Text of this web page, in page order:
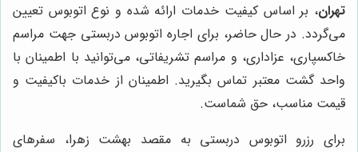
تهران، بر اساس کیفیت خدمات ارائه شده و نوع اتوبوس تعیین
می‌گردد. در حال حاضر، برای اجاره اتوبوس دربستی جهت مراسم
خاکسپاری، عزاداری، و مراسم تشریفاتی، می‌توانید با اطمینان با
واحد گشت معتبر تماس بگیرید. اطمینان از خدمات باکیفیت و
قیمت مناسب، حق شماست.
برای رزرو اتوبوس دربستی به مقصد بهشت زهرا، سفرهای